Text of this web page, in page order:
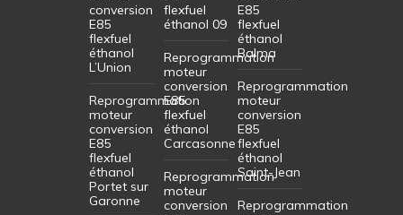
conversion
E85
flexfuel
éthanol
L’Union
Reprogrammation
moteur
conversion
E85
flexfuel
éthanol
Portet sur
Garonne
flexfuel
éthanol 09
Reprogrammation
moteur
conversion
E85
flexfuel
éthanol
Carcasonne
Reprogrammation
moteur
conversion
E85
flexfuel
éthanol
Balma
Reprogrammation
moteur
conversion
E85
flexfuel
éthanol
Saint-Jean
Reprogrammation